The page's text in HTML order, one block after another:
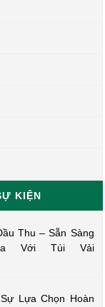
KIỆN
Thu – Sẵn Sàng
Với Túi Vải
Lựa Chọn Hoàn